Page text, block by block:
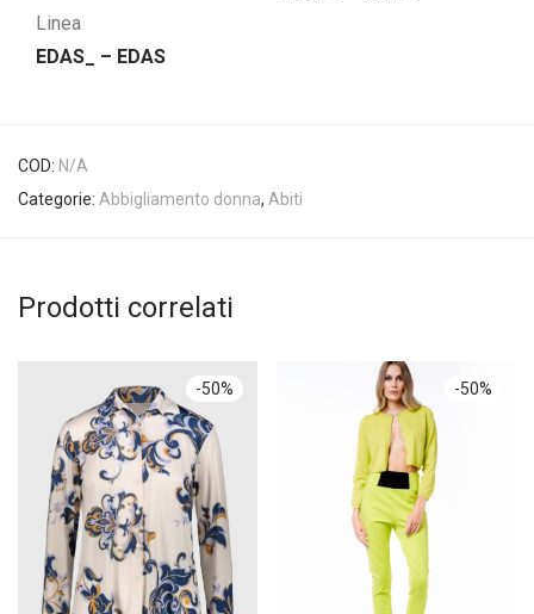
Linea
EDAS_ – EDAS
COD: N/A
Categorie: Abbigliamento donna, Abiti
Prodotti correlati
-50% -50%